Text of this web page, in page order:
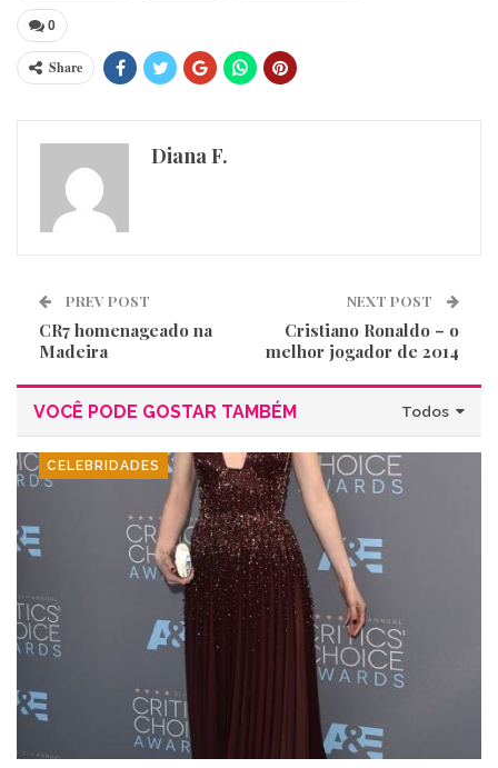
0
Share
Diana F.
PREV POST
CR7 homenageado na
Madeira
NEXT POST
Cristiano Ronaldo – o
melhor jogador de 2014
Todos
VOCÊ PODE GOSTAR TAMBÉM
CELEBRIDADES